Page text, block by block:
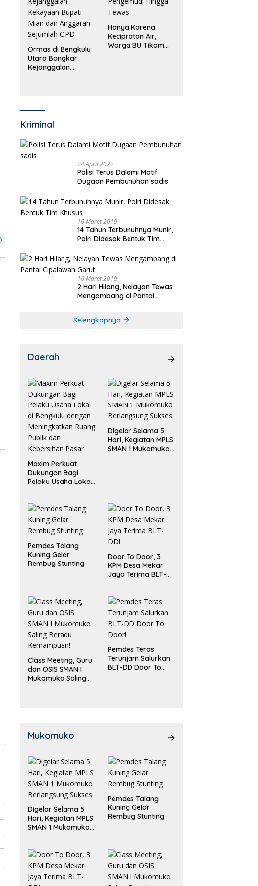
Ormas di Bengkulu
Utara Bongkar
Kejanggalan
Hanya Karena
Kecipratan Air,
Warga BU Tikam
Kriminal
24 April 2022
Polisi Terus Dalami Motif
Dugaan Pembunuhan sadis
16 Maret 2019
14 Tahun Terbunuhnya Munir,
Polri Didesak Bentuk Tim
16 Maret 2019
2 Hari Hilang, Nelayan Tewas
Mengambang di Pantai
Selengkapnya
Daerah
Maxim Perkuat
Dukungan Bagi
Pelaku Usaha Lokal
Ruang Publik dan
Kebersihan Pasar
Digelar Selama 5
Hari, Kegiatan MPLS
SMAN 1 Mukomuko
Pemdes Talang
Kuning Gelar
Rembug Stunting
Door To Door, 3
KPM Desa Mekar
Jaya Terima BLT-
Class Meeting, Guru
dan OSIS SMAN I
Mukomuko Saling
Pemdes Teras
Terunjam Salurkan
BLT-DD Door To
Mukomuko
Digelar Selama 5
Hari, Kegiatan MPLS
SMAN 1 Mukomuko
Pemdes Talang
Kuning Gelar
Rembug Stunting